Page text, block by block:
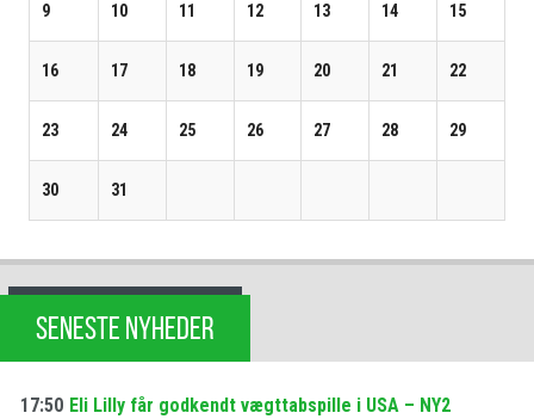
9 10 11 12 13 14 15
16 17 18 19 20 21 22
23 24 25 26 27 28 29
30 31
SENESTE NYHEDER
17:50 Eli Lilly får godkendt vægttabspille i USA – NY2